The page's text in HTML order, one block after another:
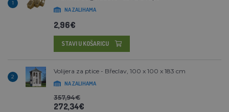
1
NA ZALIHAMA
2,96€
STAVI U KOŠARICU
2
Volijera za ptice - Břeclav, 100 x 100 x 183 cm
NA ZALIHAMA
357,94€
272,34€